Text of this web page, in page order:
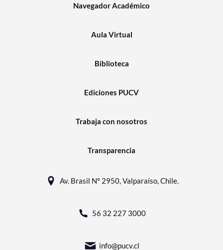
Navegador Académico
Aula Virtual
Biblioteca
Ediciones PUCV
Trabaja con nosotros
Transparencia
Av. Brasil N° 2950, Valparaíso, Chile.
56 32 227 3000
info@pucv.cl